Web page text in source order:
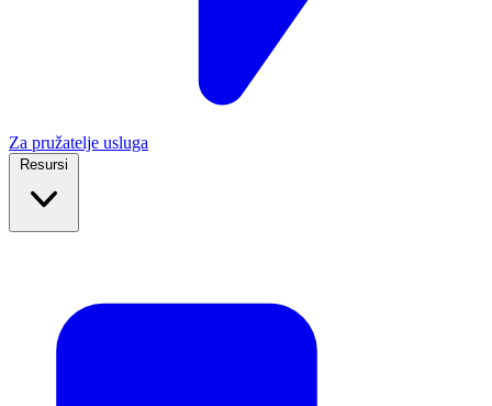
Za pružatelje usluga